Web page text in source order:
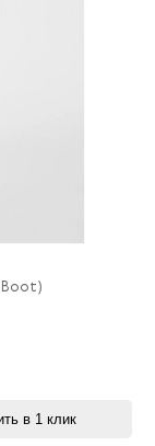
Boot)
в 1 клик